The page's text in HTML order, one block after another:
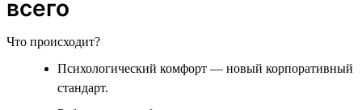
всего
Что происходит?
Психологический комфорт — новый корпоративный
стандарт.